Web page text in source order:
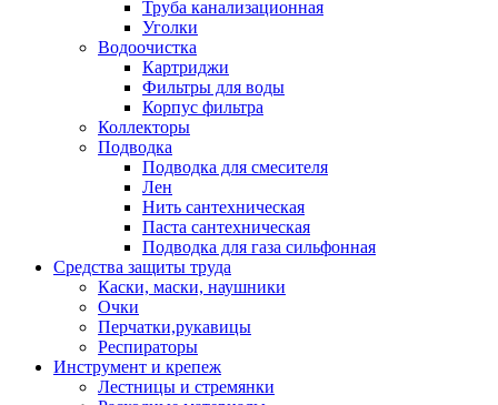
Труба канализационная
Уголки
Водоочистка
Картриджи
Фильтры для воды
Корпус фильтра
Коллекторы
Подводка
Подводка для смесителя
Лен
Нить сантехническая
Паста сантехническая
Подводка для газа сильфонная
Средства защиты труда
Каски, маски, наушники
Очки
Перчатки,рукавицы
Респираторы
Инструмент и крепеж
Лестницы и стремянки